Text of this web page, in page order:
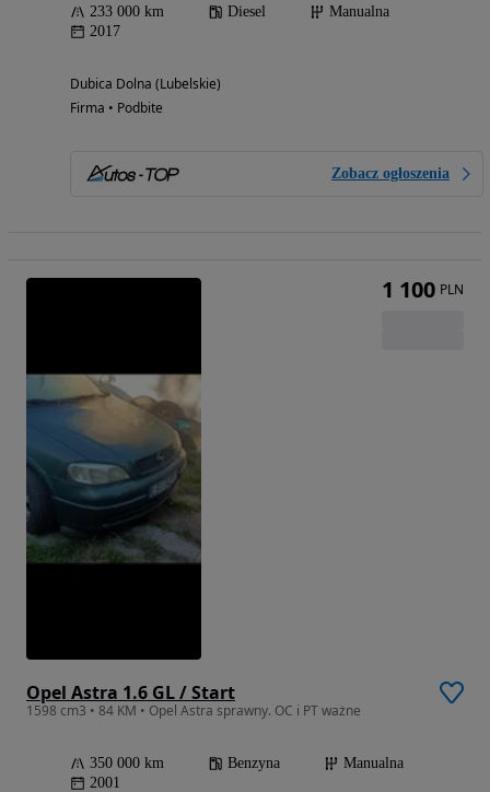
233 000 km Diesel
Manualna
2017
Dubica Dolna (Lubelskie)
Firma • Podbite
Zobacz ogłoszenia
Opel Astra 1.6 GL / Start
1598 cm3 • 84 KM • Opel Astra sprawny. OC i PT ważne
350 000 km Benzyna
Manualna
2001
1 100 PLN